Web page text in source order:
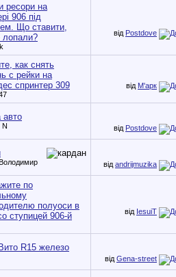
ресори на
906 під
Що ставити,
від Postdove
как снять
с рейки на
спринтер 309
від М'арк
авто
N від Postdove
від andrijmuzika
по
полуоси в
ступицей 906-й
від IesuiT
R15 железо
від Gena-street